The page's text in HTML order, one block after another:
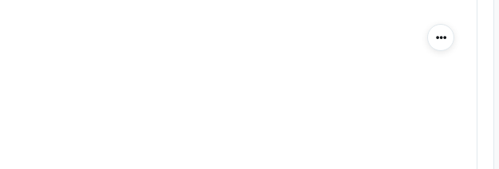
Más acciones